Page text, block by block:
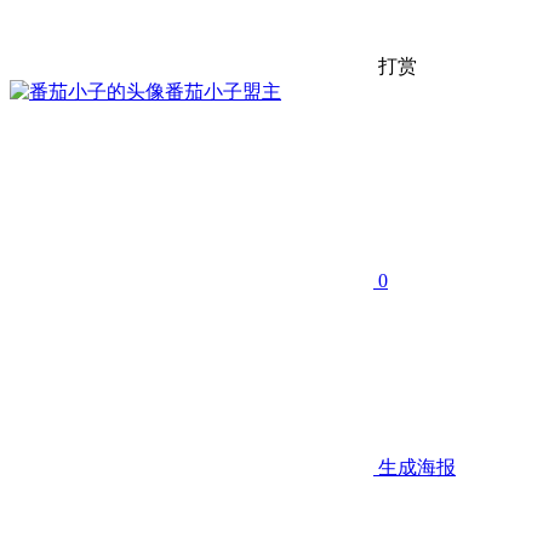
打赏
番茄小子盟主
0
生成海报